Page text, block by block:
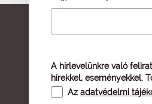
A hírlevelünkre való
hírekkel, eseményekkel.
Az adatvédelmi